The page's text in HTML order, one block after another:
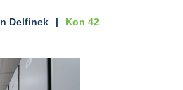
Delfinek Kon 42